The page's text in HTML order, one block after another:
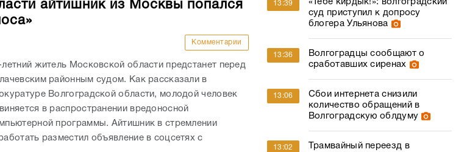
айтишник из Москвы попался
Комментарии
летний житель Московской области предстанет перед
районным судом. Как рассказали в
Волгоградской области, молодой человек
в распространении вредоносной
программы. Айтишник в стремлении
разместил объявление в соцсетях с
13:39
«Тебе кирдык!»: волгоградский
суд приступил к допросу
блогера Ульянова
13:36
Волгоградцы сообщают о
сработавших сиренах
13:06
Сбои интернета снизили
количество обращений в
Волгоградскую облдуму
13:02
Трамвайный переезд в